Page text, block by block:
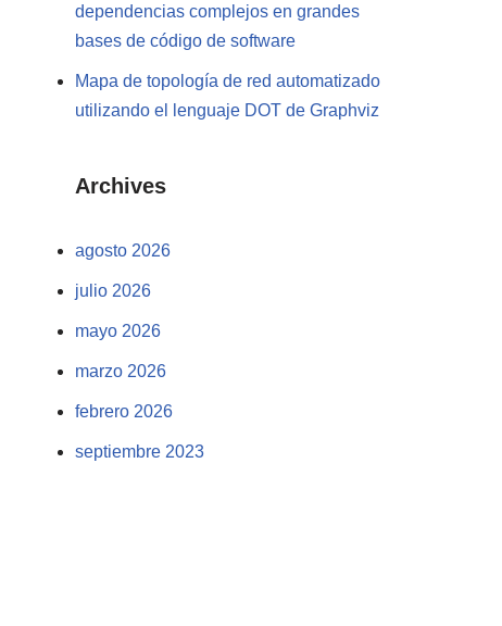
dependencias complejos en grandes
bases de código de software
Mapa de topología de red automatizado
utilizando el lenguaje DOT de Graphviz
Archives
agosto 2026
julio 2026
mayo 2026
marzo 2026
febrero 2026
septiembre 2023